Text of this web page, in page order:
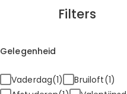
Filters
Gelegenheid
Vaderdag(1)
Bruiloft(1)